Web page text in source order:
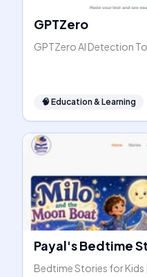
GPTZero
GPTZero AI Detection
🧠 Education & Learning
Payal's Bedtime
Bedtime Stories for Kids